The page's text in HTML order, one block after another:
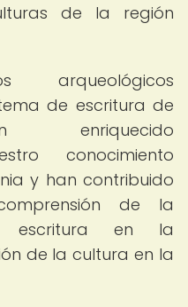
de la región
arqueológicos
de escritura de
enriquecido
conocimiento
y han contribuido
de la
escritura en la
de la cultura en la